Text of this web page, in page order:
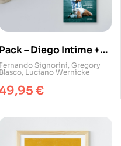
Pack – Diego Intime +
poster Maradona
(Argentina 86)
Fernando Signorini, Gregory
Blasco, Luciano Wernicke
€